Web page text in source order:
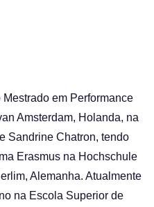
em Performance
Amsterdam, Holanda, na
Sandrine Chatron, tendo
Erasmus na Hochschule
Alemanha. Atualmente
na Escola Superior de